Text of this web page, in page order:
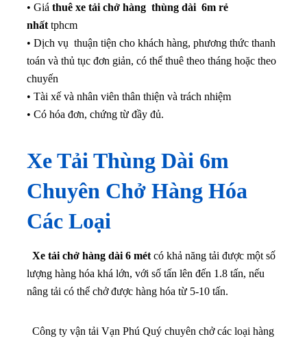
• Giá thuê xe tải chở hàng thùng dài 6m rẻ
nhất tphcm
• Dịch vụ thuận tiện cho khách hàng, phương thức thanh
toán và thủ tục đơn giản, có thể thuê theo tháng hoặc theo
chuyến
• Tài xế và nhân viên thân thiện và trách nhiệm
• Có hóa đơn, chứng từ đầy đủ.
Xe Tải Thùng Dài 6m
Chuyên Chở Hàng Hóa
Các Loại
Xe tải chở hàng dài 6 mét có khả năng tải được một số
lượng hàng hóa khá lớn, với số tấn lên đến 1.8 tấn, nếu
nâng tải có thể chở được hàng hóa từ 5-10 tấn.
Công ty vận tải Vạn Phú Quý chuyên chở các loại hàng